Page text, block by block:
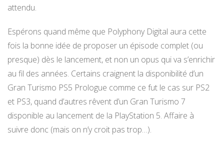
attendu.
Espérons quand même que Polyphony Digital aura cette
fois la bonne idée de proposer un épisode complet (ou
presque) dès le lancement, et non un opus qui va s’enrichir
au fil des années. Certains craignent la disponibilité d’un
Gran Turismo PS5 Prologue comme ce fut le cas sur PS2
et PS3, quand d’autres rêvent d’un Gran Turismo 7
disponible au lancement de la PlayStation 5. Affaire à
suivre donc (mais on n’y croit pas trop…).